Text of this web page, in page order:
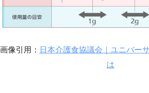
画像引用： 日本介護食協議会｜ユニバー
は